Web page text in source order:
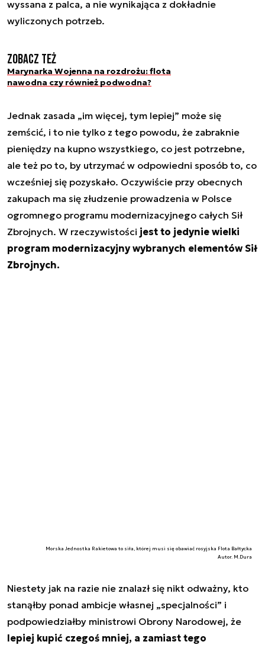
wyssana z palca, a nie wynikająca z dokładnie
wyliczonych potrzeb.
Zobacz też
Marynarka Wojenna na rozdrożu: flota
nawodna czy również podwodna?
Jednak zasada „im więcej, tym lepiej” może się
zemścić, i to nie tylko z tego powodu, że zabraknie
pieniędzy na kupno wszystkiego, co jest potrzebne,
ale też po to, by utrzymać w odpowiedni sposób to, co
wcześniej się pozyskało. Oczywiście przy obecnych
zakupach ma się złudzenie prowadzenia w Polsce
ogromnego programu modernizacyjnego całych Sił
Zbrojnych. W rzeczywistości jest to jedynie wielki
program modernizacyjny wybranych elementów Sił
Zbrojnych.
Morska Jednostka Rakietowa to siła, której musi się obawiać rosyjska Flota Bałtycka
Autor. M.Dura
Niestety jak na razie nie znalazł się nikt odważny, kto
stanąłby ponad ambicje własnej „specjalności” i
podpowiedziałby ministrowi Obrony Narodowej, że
lepiej kupić czegoś mniej, a zamiast tego